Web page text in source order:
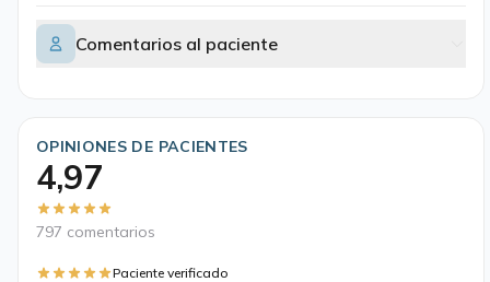
Comentarios al paciente
OPINIONES DE PACIENTES
4,97
797 comentarios
Paciente verificado